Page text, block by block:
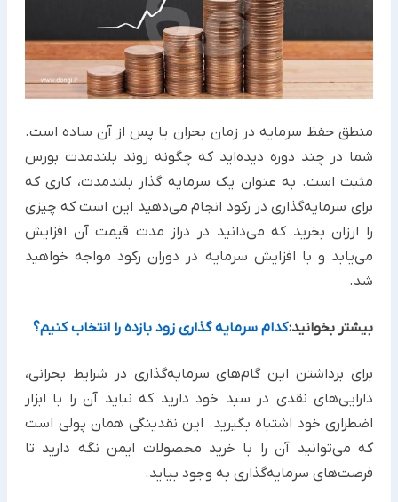
منطق حفظ سرمایه در زمان بحران یا پس از آن ساده است.
شما در چند دوره دیده‌اید که چگونه روند بلندمدت بورس
مثبت است. به عنوان یک سرمایه گذار بلندمدت، کاری که
برای سرمایه‌گذاری در رکود انجام می‌دهید این است که چیزی
را ارزان بخرید که می‌دانید در دراز مدت قیمت آن افزایش
می‌یابد و با افزایش سرمایه در دوران رکود مواجه خواهید
شد.
بیشتر بخوانید:کدام سرمایه گذاری زود بازده را انتخاب کنیم؟
برای برداشتن این گام‌های سرمایه‌گذاری در شرایط بحرانی،
دارایی‌های نقدی در سبد خود دارید که نباید آن را با ابزار
اضطراری خود اشتباه بگیرید. این نقدینگی همان پولی است
که می‌توانید آن را با خرید محصولات ایمن نگه دارید تا
فرصت‌های سرمایه‌گذاری به وجود بیاید.